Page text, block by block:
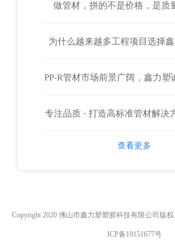
做管材，拼的不是价格，是质
为什么越来越多工程项目选择鑫
材？
PP-R管材市场前景广阔，鑫力塑
伙伴
专注品质 · 打造高标准管材解
塑塑胶科技
查看更多
Copyright 2020 佛山市鑫力塑塑胶科技有限公司版
ICP备19151677号